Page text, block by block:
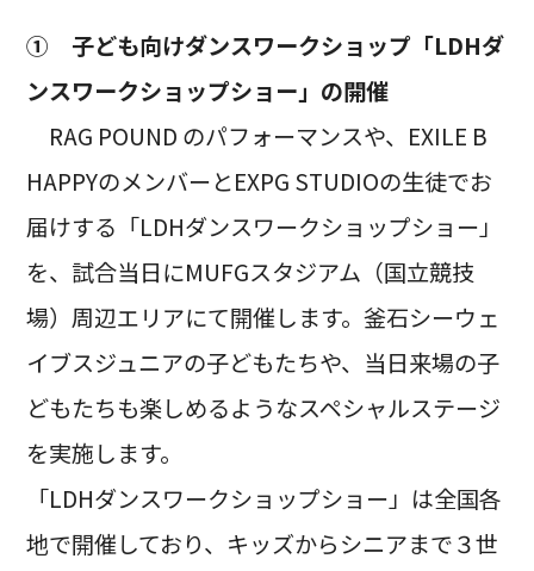
① 子ども向けダンスワークショップ「LDHダ
ンスワークショップショー」の開催
RAG POUND のパフォーマンスや、EXILE B
HAPPYのメンバーとEXPG STUDIOの生徒でお
届けする「LDHダンスワークショップショー」
を、試合当日にMUFGスタジアム（国立競技
場）周辺エリアにて開催します。釜石シーウェ
イブスジュニアの子どもたちや、当日来場の子
どもたちも楽しめるようなスペシャルステージ
を実施します。
「LDHダンスワークショップショー」は全国各
地で開催しており、キッズからシニアまで３世